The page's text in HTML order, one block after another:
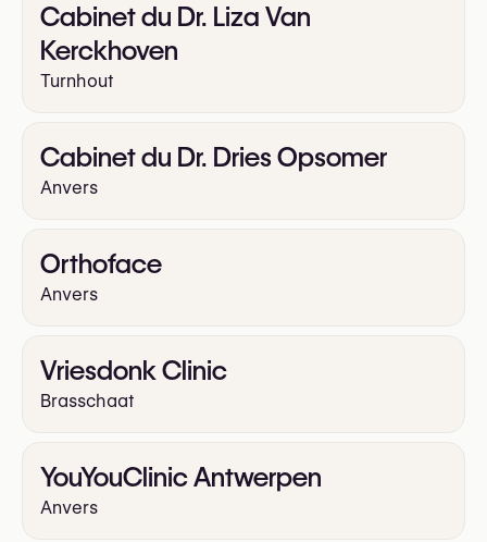
Cabinet du Dr. Liza Van
Kerckhoven
Turnhout
Cabinet du Dr. Dries Opsomer
Anvers
Orthoface
Anvers
Vriesdonk Clinic
Brasschaat
YouYouClinic Antwerpen
Anvers